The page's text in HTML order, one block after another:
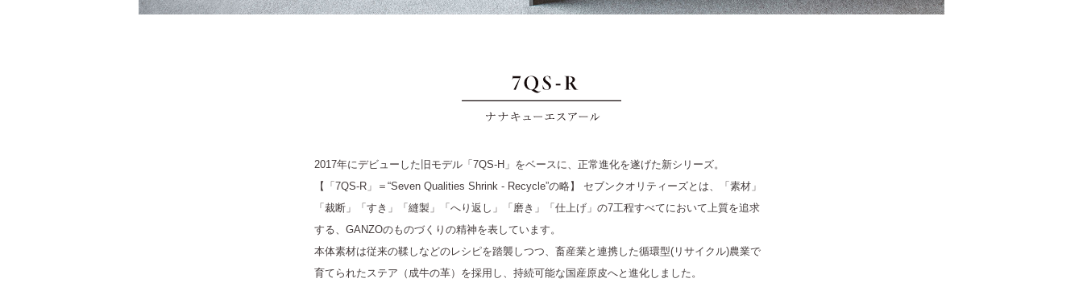
2017年にデビューした旧モデル「7QS-H」をベースに、正常進化を遂げた新シリーズ。
【「7QS-R」＝“Seven Qualities Shrink - Recycle”の略】 セブンクオリティーズとは、「素材」
「裁断」「すき」「縫製」「へり返し」「磨き」「仕上げ」の7工程すべてにおいて上質を追求
する、GANZOのものづくりの精神を表しています。
本体素材は従来の鞣しなどのレシピを踏襲しつつ、畜産業と連携した循環型(リサイクル)農業で
育てられたステア（成牛の革）を採用し、持続可能な国産原皮へと進化しました。